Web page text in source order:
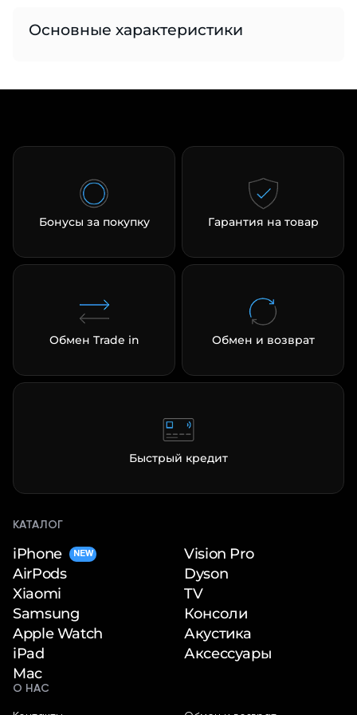
Основные характеристики
Бонусы за покупку Гарантия на товар
Обмен Trade in Обмен и возврат
Быстрый кредит
КАТАЛОГ
iPhone NEW
AirPods
Xiaomi
Samsung
Apple Watch
iPad
Mac
Vision Pro
Dyson
TV
Консоли
Акустика
Аксессуары
О НАС